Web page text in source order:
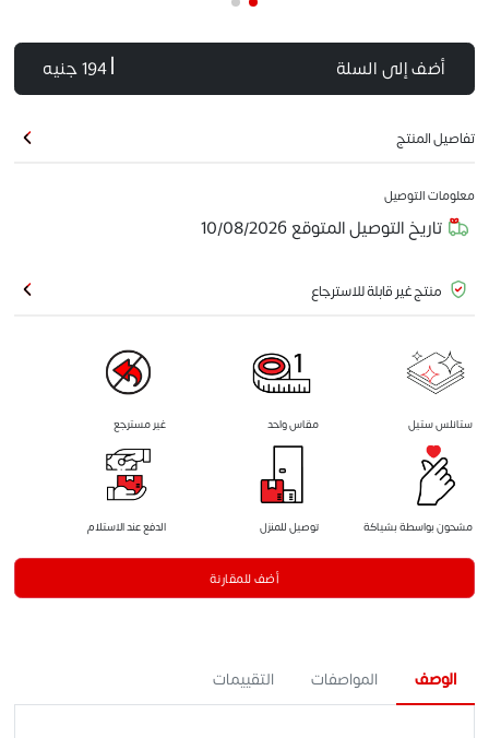
أضف إلى السلة | 194 جنيه
تفاصيل المنتج
معلومات التوصيل
تاريخ التوصيل المتوقع10/08/2026
منتج غير قابلة للاسترجاع
ستانلس ستيل مقاس واحد غير مسترجع
مشحون بواسطة بشياكة توصيل للمنزل الدفع عند الاستلام
أضف للمقارنة
الوصف المواصفات التقييمات